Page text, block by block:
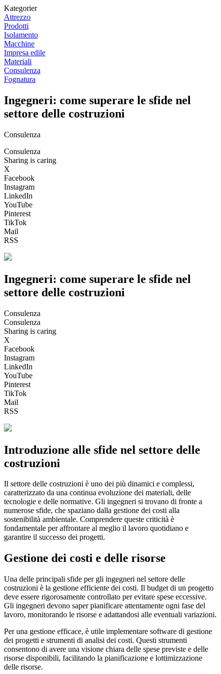
Kategorier
Attrezzo
Prodotti
Isolamento
Macchine
Impresa edile
Materiali
Consulenza
Fognatura
Ingegneri: come superare le sfide nel
settore delle costruzioni
Consulenza
Consulenza
Sharing is caring
X
Facebook
Instagram
LinkedIn
YouTube
Pinterest
TikTok
Mail
RSS
Ingegneri: come superare le sfide nel
settore delle costruzioni
Consulenza
Consulenza
Sharing is caring
X
Facebook
Instagram
LinkedIn
YouTube
Pinterest
TikTok
Mail
RSS
Introduzione alle sfide nel settore delle
costruzioni
Il settore delle costruzioni è uno dei più dinamici e complessi,
caratterizzato da una continua evoluzione dei materiali, delle
tecnologie e delle normative. Gli ingegneri si trovano di fronte a
numerose sfide, che spaziano dalla gestione dei costi alla
sostenibilità ambientale. Comprendere queste criticità è
fondamentale per affrontare al meglio il lavoro quotidiano e
garantire il successo dei progetti.
Gestione dei costi e delle risorse
Una delle principali sfide per gli ingegneri nel settore delle
costruzioni è la gestione efficiente dei costi. Il budget di un progetto
deve essere rigorosamente controllato per evitare spese eccessive.
Gli ingegneri devono saper pianificare attentamente ogni fase del
lavoro, monitorando le risorse e adattandosi alle eventuali variazioni.
Per una gestione efficace, è utile implementare software di gestione
dei progetti e strumenti di analisi dei costi. Questi strumenti
consentono di avere una visione chiara delle spese previste e delle
risorse disponibili, facilitando la pianificazione e lottimizzazione
delle risorse.